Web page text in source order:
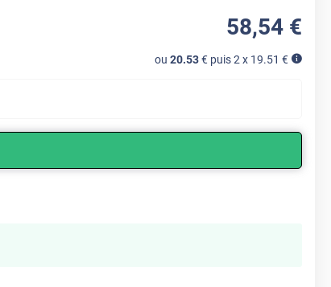
58,54 €
ou 20.53€ puis 2 x 19.51 €